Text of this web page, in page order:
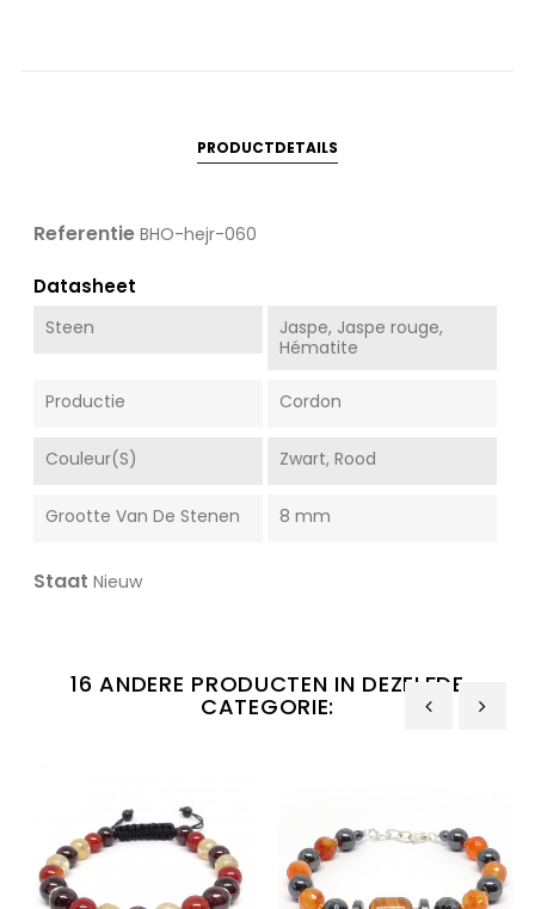
PRODUCTDETAILS
Referentie BHO-hejr-060
Datasheet
Steen
Jaspe, Jaspe rouge,
Hématite
Productie Cordon
Couleur(s) Zwart, Rood
Grootte Van De Stenen 8 mm
Staat Nieuw
16 ANDERE PRODUCTEN IN DEZELFDE
CATEGORIE: